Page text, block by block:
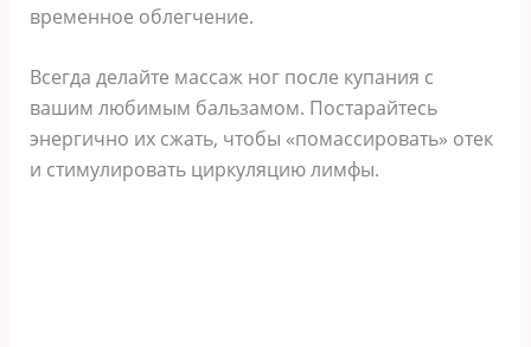
временное облегчение.
Всегда делайте массаж ног после купания с
вашим любимым бальзамом. Постарайтесь
энергично их сжать, чтобы «помассировать» отек
и стимулировать циркуляцию лимфы.